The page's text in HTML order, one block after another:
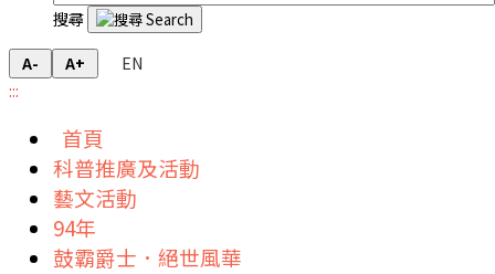
搜尋
A- A+
EN
:::
首頁
科普推廣及活動
藝文活動
94年
鼓霸爵士．絕世風華